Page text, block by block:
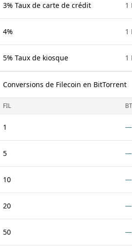
3% Taux de carte de crédit 1
4% 1
5% Taux de kiosque 1
Conversions de Filecoin en BitTorrent
FIL
1 —
5 —
10 —
20 —
50 —